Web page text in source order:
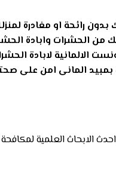
رائحة او مغادرة
الحشرات وابادة
الالمانية لابادة
بمبيد المانى امن
الابحاث العلمية